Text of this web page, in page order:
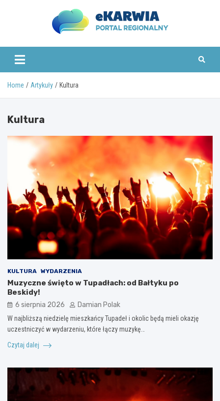
www.ekarwia.pl
Home Artykuły Kultura
Kultura
KULTURA WYDARZENIA
Muzyczne święto w Tupadłach: od Bałtyku po
Beskidy!
6 sierpnia 2026 Damian Polak
W najbliższą niedzielę mieszkańcy Tupadeł i okolic będą mieli okazję
uczestniczyć w wydarzeniu, które łączy muzykę…
Czytaj dalej